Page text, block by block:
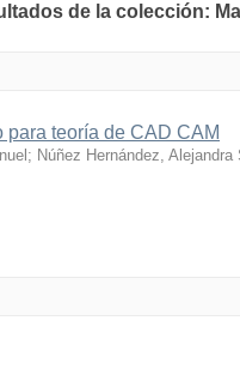
de la colección:
para teoría de CAD CAM
; Núñez Hernández, Alejandra